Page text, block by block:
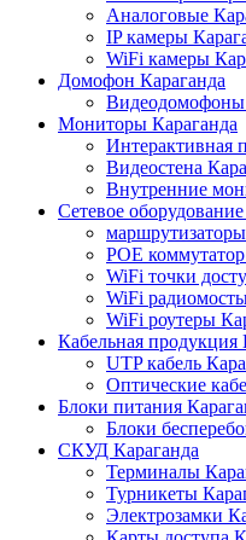
Аналоговые
IP камеры
WiFi камеры
Домофон Караганда
Видеодомофоны
Мониторы Караганда
Интерактивная
Видеостена
Внутренние
Сетевое
POE
WiFi точки
WiFi
WiFi роутеры
Кабельная продукция
UTP кабель
Оптические
Блоки питания
Блоки
СКУД Караганда
Терминалы
Турникеты
Электрозамки